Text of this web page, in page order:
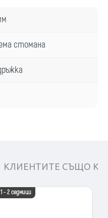
стомана
КЛИЕНТИТЕ СЪЩО
1 - 2 седмици